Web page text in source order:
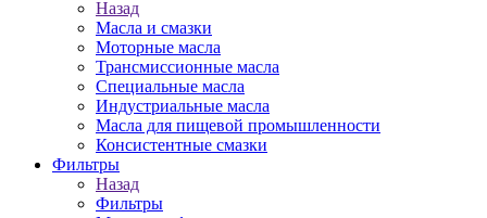
Назад
Масла и смазки
Моторные масла
Трансмиссионные масла
Специальные масла
Индустриальные масла
Масла для пищевой промышленности
Консистентные смазки
Фильтры
Назад
Фильтры